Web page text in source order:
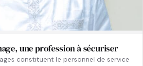
une profession à sécuriser
constituent le personnel de service